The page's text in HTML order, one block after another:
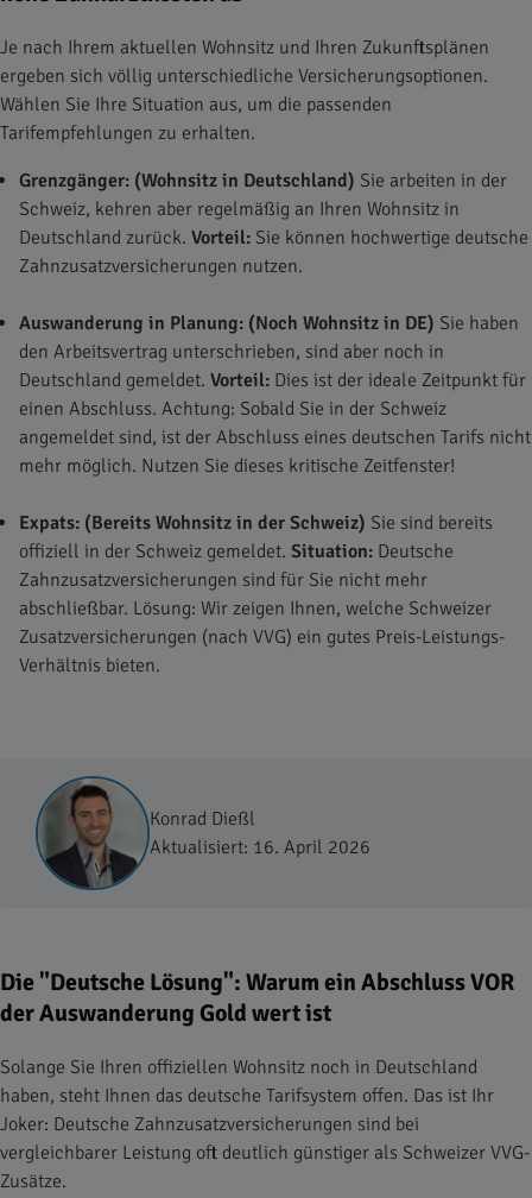
Je nach Ihrem aktuellen Wohnsitz und Ihren Zukunftsplänen
ergeben sich völlig unterschiedliche Versicherungsoptionen.
Wählen Sie Ihre Situation aus, um die passenden
Tarifempfehlungen zu erhalten.
Grenzgänger: (Wohnsitz in Deutschland) Sie arbeiten in der
Schweiz, kehren aber regelmäßig an Ihren Wohnsitz in
Deutschland zurück. Vorteil: Sie können hochwertige deutsche
Zahnzusatzversicherungen nutzen.
Auswanderung in Planung: (Noch Wohnsitz in DE) Sie haben
den Arbeitsvertrag unterschrieben, sind aber noch in
Deutschland gemeldet. Vorteil: Dies ist der ideale Zeitpunkt für
einen Abschluss. Achtung: Sobald Sie in der Schweiz
angemeldet sind, ist der Abschluss eines deutschen Tarifs nicht
mehr möglich. Nutzen Sie dieses kritische Zeitfenster!
Expats: (Bereits Wohnsitz in der Schweiz) Sie sind bereits
offiziell in der Schweiz gemeldet. Situation: Deutsche
Zahnzusatzversicherungen sind für Sie nicht mehr
abschließbar. Lösung: Wir zeigen Ihnen, welche Schweizer
Zusatzversicherungen (nach VVG) ein gutes Preis-Leistungs-
Verhältnis bieten.
Konrad Dießl
Aktualisiert: 16. April 2026
Die "Deutsche Lösung": Warum ein Abschluss VOR
der Auswanderung Gold wert ist
Solange Sie Ihren offiziellen Wohnsitz noch in Deutschland
haben, steht Ihnen das deutsche Tarifsystem offen. Das ist Ihr
Joker: Deutsche Zahnzusatzversicherungen sind bei
vergleichbarer Leistung oft deutlich günstiger als Schweizer VVG-
Zusätze.